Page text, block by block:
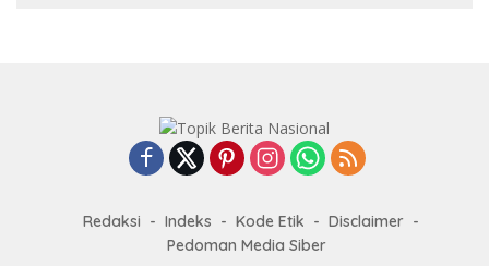
Redaksi Indeks Kode Etik
Disclaimer
Pedoman Media Siber